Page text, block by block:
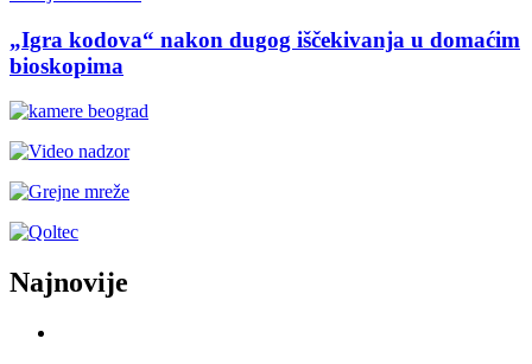
„Igra kodova“ nakon dugog iščekivanja u domaćim
bioskopima
Najnovije